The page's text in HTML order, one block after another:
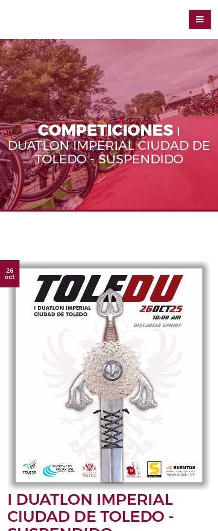
COMPETICIONES I
DUATLON IMPERIAL CIUDAD DE
TOLEDO - SUSPENDIDO
26
oct
I DUATLON IMPERIAL
CIUDAD DE TOLEDO -